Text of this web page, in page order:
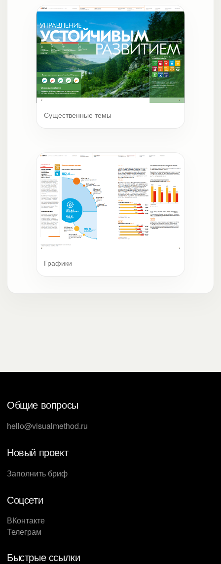
Существенные темы
Графики
Общие вопросы
hello@visualmethod.ru
Новый проект
Заполнить бриф
Соцсети
ВКонтакте
Телеграм
Быстрые ссылки